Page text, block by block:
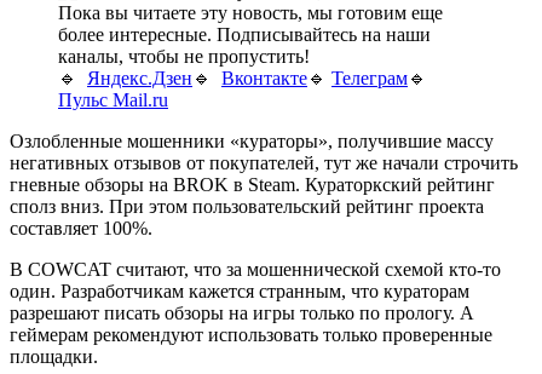
Пока вы читаете эту новость, мы готовим еще
более интересные. Подписывайтесь на наши
каналы, чтобы не пропустить!
🔹 Яндекс.Дзен 🔹 Вконтакте🔹 Телеграм🔹
Пульс Mail.ru
Озлобленные мошенники «кураторы», получившие массу
негативных отзывов от покупателей, тут же начали строчить
гневные обзоры на BROK в Steam. Кураторкский рейтинг
сполз вниз. При этом пользовательский рейтинг проекта
составляет 100%.
В COWCAT считают, что за мошеннической схемой кто-то
один. Разработчикам кажется странным, что кураторам
разрешают писать обзоры на игры только по прологу. А
геймерам рекомендуют использовать только проверенные
площадки.